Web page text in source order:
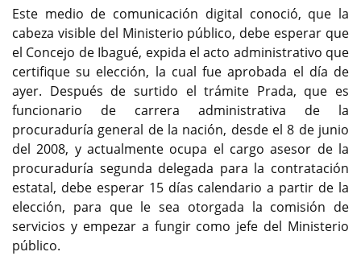
Este medio de comunicación digital conoció, que la
cabeza visible del Ministerio público, debe esperar que
el Concejo de Ibagué, expida el acto administrativo que
certifique su elección, la cual fue aprobada el día de
ayer. Después de surtido el trámite Prada, que es
funcionario de carrera administrativa de la
procuraduría general de la nación, desde el 8 de junio
del 2008, y actualmente ocupa el cargo asesor de la
procuraduría segunda delegada para la contratación
estatal, debe esperar 15 días calendario a partir de la
elección, para que le sea otorgada la comisión de
servicios y empezar a fungir como jefe del Ministerio
público.